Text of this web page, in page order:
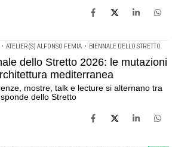
• ATELIER(S) ALFONSO FEMIA • BIENNALE DELLO STRETTO
dello Stretto 2026: le mutazioni
mediterranea
mostre, talk e lecture si alternano tra
dello Stretto